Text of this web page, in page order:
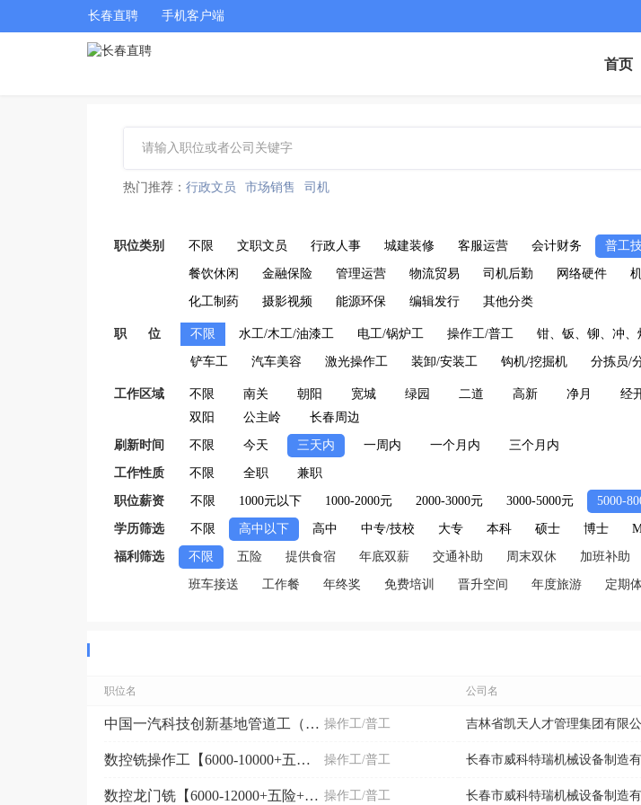
长春直聘 手机客户端
首页
热门推荐： 行政文员 市场销售 司机
职位类别 不限 文职文员 行政人事 城建装修 客服运营 会计财务 普工
餐饮休闲 金融保险 管理运营 物流贸易 司机后勤 网络硬件
化工制药 摄影视频 能源环保 编辑发行 其他分类
职 位 不限 水工/木工/油漆工 电工/锅炉工 操作工/普工 钳、钣、铆、冲、
铲车工 汽车美容 激光操作工 装卸/安装工 钩机/挖掘机 分拣员/
工作区域 不限 南关 朝阳 宽城 绿园 二道 高新 净月 经
双阳
公主岭 长春周边
刷新时间 不限 今天 三天内 一周内 一个月内 三个月内
工作性质 不限 全职 兼职
职位薪资 不限 1000元以下 1000-2000元 2000-3000元 3000-5000元 5000-
学历筛选 不限 高中以下 高中 中专/技校 大专 本科 硕士 博士
福利筛选 不限 五险 提供食宿 年底双薪 交通补助 周末双休 加班补助
班车接送 工作餐 年终奖 免费培训 晋升空间 年度旅游 定期
职位名 公司名
中国一汽科技创新基地管道工（3000-6000+待遇... 操作工/普工 吉林省凯天人才管理集团有限公
数控铣操作工【6000-10000+五险+免费食宿】 操作工/普工 长春市威科特瑞机械设备制造有
数控龙门铣【6000-12000+五险+提供食宿】 操作工/普工 长春市威科特瑞机械设备制造有